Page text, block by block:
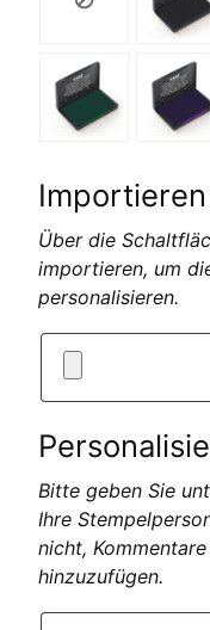
Über die
importieren, um
personalisieren.
Bitte geben Sie
Ihre
nicht,
hinzuzufügen.